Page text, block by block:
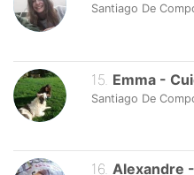
Santiago De
15 Emma -
Santiago De
16 Alexandre -